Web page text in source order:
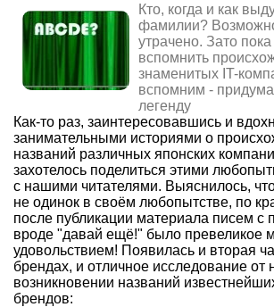
Кто, когда и как
фамилии?
утрачено. Зато
вспомнить
знаменитых IT-
вспомним -
легенду
Как-то раз, заинтересовавшись и
занимательными историями о
названий различных японских
захотелось поделиться этими
с нашими читателями. Выяснилось,
не одинок в своём любопытстве, по
после публикации материала писем с
вроде "давай ещё!" было превеликое
удовольствием! Появилась и вторая
брендах, и отличное исследование
возникновении названий
брендов: